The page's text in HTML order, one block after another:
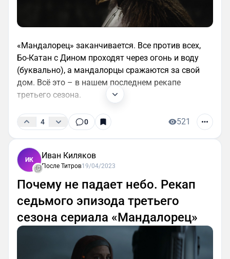
«Мандалорец» заканчивается. Все против всех,
Бо-Катан с Дином проходят через огонь и воду
(буквально), а мандалорцы сражаются за свой
дом. Всё это – в нашем последнем рекапе
третьего сезона.
4 0 521
ИК Иван Киляков
После Титров19/04/2023
Почему не падает небо. Рекап
седьмого эпизода третьего
сезона сериала «Мандалорец»